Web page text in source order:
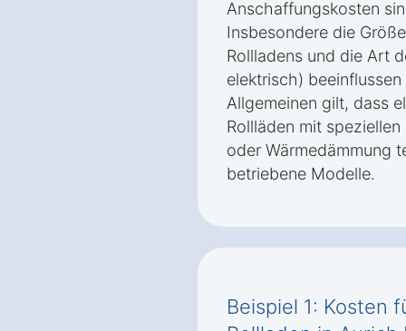
Anschaffungskosten
Insbesondere die
Rollladens und die Art
elektrisch)
Allgemeinen gilt, dass
Rollläden mit
oder Wärmedämmung
betriebene Modelle.
Beispiel 1: Kosten